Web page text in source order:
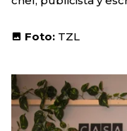
Foto: TZL